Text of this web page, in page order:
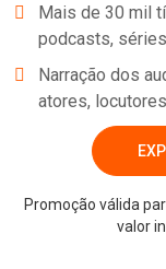
Mais de 30 mil
podcasts,
Narração dos
atores,
Promoção válida
valor
Whatsapp